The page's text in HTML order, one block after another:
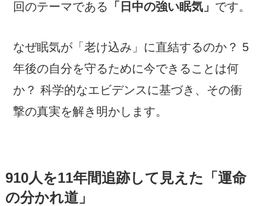
回のテーマである
「日中の強い眠気」 です。
なぜ眠気が「老け込み」に直結するのか？ 5
年後の自分を守るために今できることは何
か？ 科学的なエビデンスに基づき、その衝
撃の真実を解き明かします。
910人を11年間追跡して見えた「運命
の分かれ道」